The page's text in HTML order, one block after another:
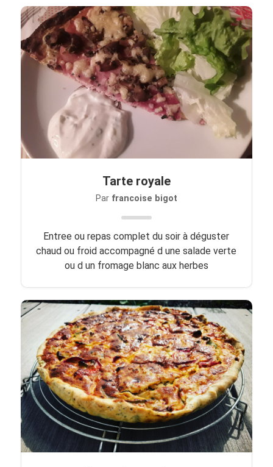
Tarte royale
Par francoise bigot
Entree ou repas complet du soir à déguster
chaud ou froid accompagné d une salade verte
ou d un fromage blanc aux herbes